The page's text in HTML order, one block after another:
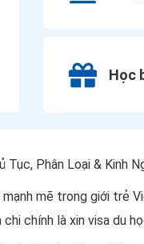
Học
Phân Loại & Kinh
mẽ trong giới trẻ
chính là xin visa du